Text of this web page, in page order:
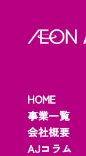
HOME
事業一覧
会社概要
AJコラム